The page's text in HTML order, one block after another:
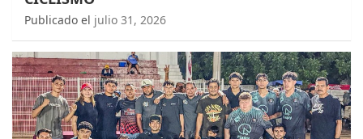
Publicado el julio 31, 2026